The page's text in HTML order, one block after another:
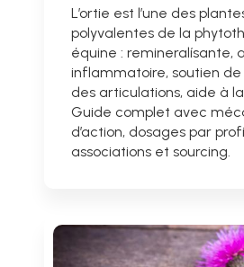
L’ortie est l’une des
polyvalentes de la
équine : remineralísante,
inflammatoire, soutien
des articulations, aide à
Guide complet avec
d’action, dosages par
associations et sourcing.